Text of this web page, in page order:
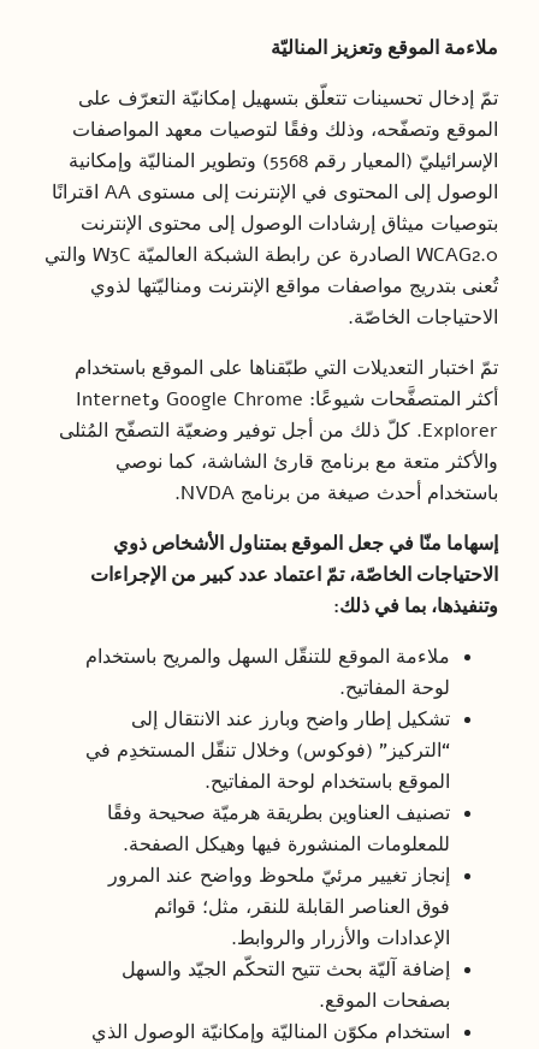
ملاءمة الموقع وتعزيز المناليّة
تمّ إدخال تحسينات تتعلّق بتسهيل إمكانيّة التعرّف على
الموقع وتصفّحه، وذلك وفقًا لتوصيات معهد المواصفات
الإسرائيليّ (المعيار رقم 5568) وتطوير المناليّة وإمكانية
الوصول إلى المحتوى في الإنترنت إلى مستوى AA اقترانًا
بتوصيات ميثاق إرشادات الوصول إلى محتوى الإنترنت
WCAG2.0 الصادرة عن رابطة الشبكة العالميّة W3C والتي
تُعنى بتدريج مواصفات مواقع الإنترنت ومناليّتها لذوي
الاحتياجات الخاصّة.
تمّ اختبار التعديلات التي طبّقناها على الموقع باستخدام
أكثر المتصفَّحات شيوعًا: Google Chrome وInternet
Explorer. كلّ ذلك من أجل توفير وضعيّة التصفّح المُثلى
والأكثر متعة مع برنامج قارئ الشاشة، كما نوصي
باستخدام أحدث صيغة من برنامج NVDA.
إسهاما منّا في جعل الموقع بمتناول الأشخاص ذوي
الاحتياجات الخاصّة، تمّ اعتماد عدد كبير من الإجراءات
وتنفيذها، بما في ذلك:
ملاءمة الموقع للتنقّل السهل والمريح باستخدام
لوحة المفاتيح.
تشكيل إطار واضح وبارز عند الانتقال إلى
“التركيز” (فوكوس) وخلال تنقّل المستخدِم في
الموقع باستخدام لوحة المفاتيح.
تصنيف العناوين بطريقة هرميّة صحيحة وفقًا
للمعلومات المنشورة فيها وهيكل الصفحة.
إنجاز تغيير مرئيّ ملحوظ وواضح عند المرور
فوق العناصر القابلة للنقر، مثل؛ قوائم
الإعدادات والأزرار والروابط.
إضافة آليّة بحث تتيح التحكّم الجيّد والسهل
بصفحات الموقع.
استخدام مكوّن المناليّة وإمكانيّة الوصول الذي